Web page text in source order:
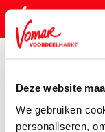
Deze website
We gebruiken
personaliseren,
KIK-kaart
Assortiment